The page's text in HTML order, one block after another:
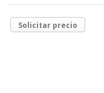
Solicitar precio